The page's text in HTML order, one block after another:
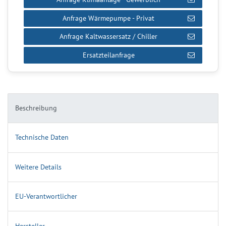
Beschreibung
Technische Daten
Weitere Details
EU-Verantwortlicher
Anfrage Wärmepumpe - Privat
Anfrage Kaltwassersatz / Chiller
Ersatzteilanfrage